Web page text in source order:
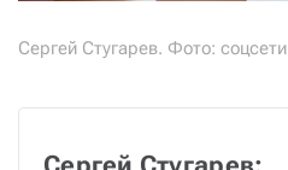
Сергей Стугарев. Фото: соцсети